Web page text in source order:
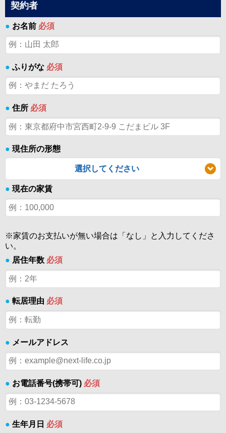
契約者
● お名前 必須
● ふりがな 必須
● 住所 必須
● 現住所の形態
選択してください
● 現在の家賃
※家賃のお支払いが無い場合は「なし」と入力してくださ
い。
● 居住年数 必須
● 転居理由 必須
● メールアドレス
● お電話番号(携帯可) 必須
● 生年月日 必須